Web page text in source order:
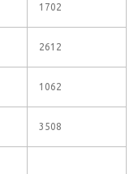
1702
2612
1062
3508